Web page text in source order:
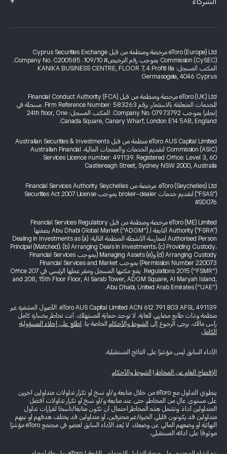
eToro (Europe) Ltd مرخصة ومنظمة من قبل Cyprus Securities Exchange
Commission (CySEC) بموجب رقم الترخيص# 109/10. Company No. C200585.
المكتب المسجل: KANIKA BUSINESS CENTRE, FLOOR 7, 4 Profiti Ilia
Germasogeia, 4046 Cyprus
eToro (UK) Ltd مرخصة ومنظمة من قبل Financial Conduct Authority (FCA)
للخدمات المتعلقة بالاستثمار، برقم Firm Reference Number: 583263. مسجلة في
إنجلترا بموجب Company No. 07973792. المكتب المسجل: 24th floor, One
Canada Square, Canary Wharf, London E14 5AB, England.
eToro AUS Capital Limited منظمة من قبل Australian Securities & Investments
Commission (ASIC) لتقديم الخدمات والمنتجات المالية. Australian Financial
Services Licence number: 491139. Registered Office: Level 3, 60
Castlereagh Street, Sydney NSW 2000, Australia
eToro (Seychelles) Ltd. مرخصة من Financial Services Authority Seychelles
("FSAS") لتقديم خدمات broker-dealer بموجب Securities Act 2007 License
#SD076
eToro (ME) Limited مرخصة ومنظمة من قبل Financial Services Regulatory
Authority ("FSRA") التابعة لـ Abu Dhabi Global Market (“ADGM”) بصفتها
Authorised Person لممارسة الأنشطة المنظمة التالية: (a) Dealing in Investments as
Principal (Matched)، (b) Arranging Deals in Investments، (c) Providing Custody،
(d) Arranging Custody و(e) Managing Assets (بموجب Financial Services
Permission Number 220073) بموجب Financial Services and Market
Regulations 2015 (“FSMR”). يقع مكتبها المسجل ومقر عملها الرئيسي في Office 207
and 208, 15th Floor Floor, Al Sarab Tower, ADGM Square, Al Maryah Island,
Abu Dhabi, United Arab Emirates (“UAE”).
eToro AUS Capital Limited ACN 612 791 803 AFSL 491139. الأصول المشفرة غير
منظمة وذات طابع مضاربي للغاية. لا توجد حماية للمستهلك. أنت تخاطر بخسارة كامل
رأس مالك. يرجى الرجوع إلى الشروط والأحكام الخاصة بنا. اطلع على إخلاء المسؤولية
الكامل
الأداء السابق ليس مؤشرًا على النتائج المستقبلية.
الإفصاح العام عن المخاطر الشروط والأحكام
ينطوي التداول مع eToro من خلال متابعة و/أو نسخ أو تكرار تداولات متداولين آخرين
على مستوى عالٍ من المخاطر، حتى عند متابعة و/أو نسخ أو تكرار تداولات أفضل
المتداولين أداءً. وتشمل هذه المخاطر احتمال أن تكون متابعًا/ناسخًا لقرارات تداول
متداولين قد يكونون قليلي الخبرة/غير محترفين، أو متداولين قد يختلف هدفهم أو نيتهم
النهائية أو وضعهم المالي عن وضعك. لا يُعد الأداء السابق لعضو في مجتمع eToro مؤشرًا
موثوقًا على أدائه المستقبلي.